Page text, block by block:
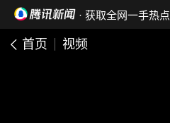
· 获取全网一手热点
首页 视频